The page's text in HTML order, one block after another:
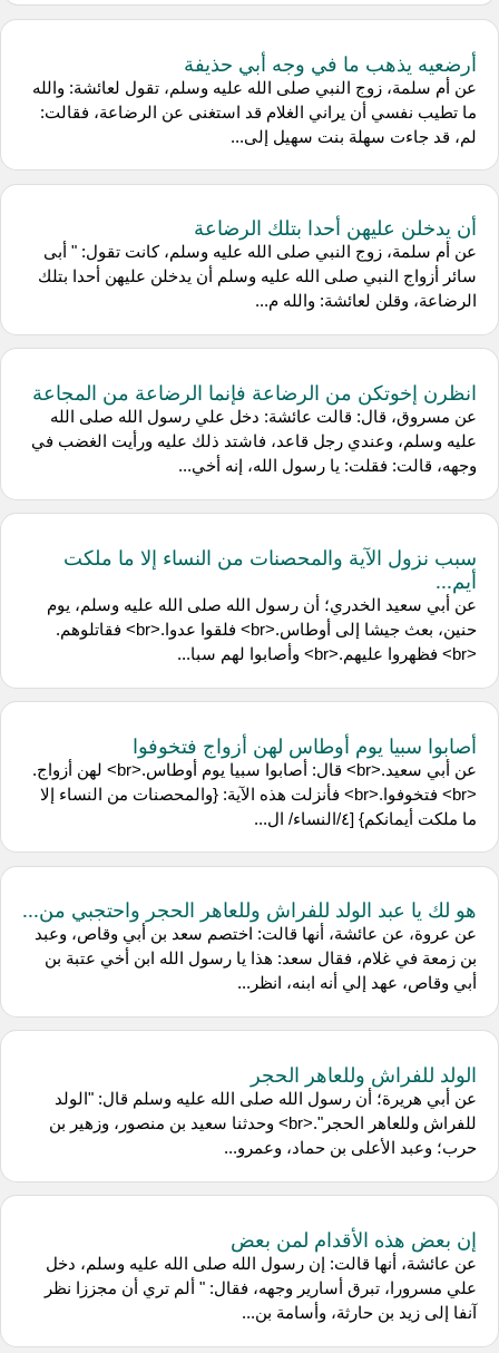
أرضعيه يذهب ما في وجه أبي حذيفة
عن أم سلمة، زوج النبي صلى الله عليه وسلم، تقول لعائشة: والله
ما تطيب نفسي أن يراني الغلام قد استغنى عن الرضاعة، فقالت:
لم، قد جاءت سهلة بنت سهيل إلى...
أن يدخلن عليهن أحدا بتلك الرضاعة
عن أم سلمة، زوج النبي صلى الله عليه وسلم، كانت تقول: " أبى
سائر أزواج النبي صلى الله عليه وسلم أن يدخلن عليهن أحدا بتلك
الرضاعة، وقلن لعائشة: والله م...
انظرن إخوتكن من الرضاعة فإنما الرضاعة من المجاعة
عن مسروق، قال: قالت عائشة: دخل علي رسول الله صلى الله
عليه وسلم، وعندي رجل قاعد، فاشتد ذلك عليه ورأيت الغضب في
وجهه، قالت: فقلت: يا رسول الله، إنه أخي...
سبب نزول الآية والمحصنات من النساء إلا ما ملكت
أيم...
عن أبي سعيد الخدري؛ أن رسول الله صلى الله عليه وسلم، يوم
حنين، بعث جيشا إلى أوطاس.<br> فلقوا عدوا.<br> فقاتلوهم.
<br> فظهروا عليهم.<br> وأصابوا لهم سبا...
أصابوا سبيا يوم أوطاس لهن أزواج فتخوفوا
عن أبي سعيد.<br> قال: أصابوا سبيا يوم أوطاس.<br> لهن أزواج.
<br> فتخوفوا.<br> فأنزلت هذه الآية: {والمحصنات من النساء إلا
ما ملكت أيمانكم} [٤/النساء/ ال...
هو لك يا عبد الولد للفراش وللعاهر الحجر واحتجبي من...
عن عروة، عن عائشة، أنها قالت: اختصم سعد بن أبي وقاص، وعبد
بن زمعة في غلام، فقال سعد: هذا يا رسول الله ابن أخي عتبة بن
أبي وقاص، عهد إلي أنه ابنه، انظر...
الولد للفراش وللعاهر الحجر
عن أبي هريرة؛ أن رسول الله صلى الله عليه وسلم قال: "الولد
للفراش وللعاهر الحجر".<br> وحدثنا سعيد بن منصور، وزهير بن
حرب؛ وعبد الأعلى بن حماد، وعمرو...
إن بعض هذه الأقدام لمن بعض
عن عائشة، أنها قالت: إن رسول الله صلى الله عليه وسلم، دخل
علي مسرورا، تبرق أسارير وجهه، فقال: " ألم تري أن مجززا نظر
آنفا إلى زيد بن حارثة، وأسامة بن...